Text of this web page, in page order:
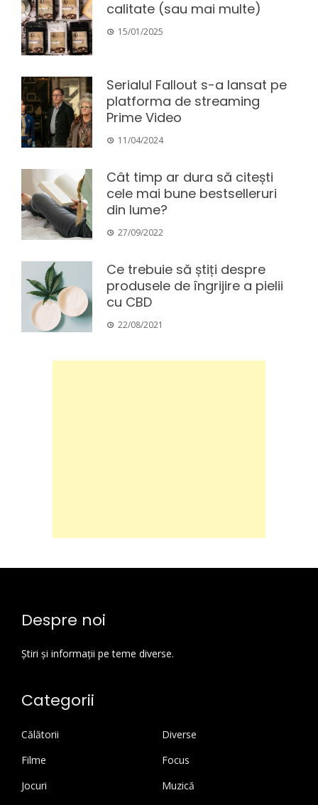
calitate (sau mai multe)
15/01/2025
Serialul Fallout s-a lansat pe
platforma de streaming
Prime Video
11/04/2024
Cât timp ar dura să citești
cele mai bune bestselleruri
din lume?
27/09/2022
Ce trebuie să știți despre
produsele de îngrijire a pielii
cu CBD
22/08/2021
Despre noi
Știri și informații pe teme diverse.
Categorii
Călătorii
Diverse
Filme
Focus
Jocuri
Muzică